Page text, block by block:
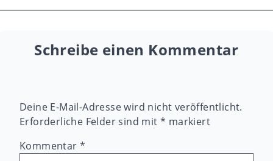
Schreibe einen Kommentar
Deine E-Mail-Adresse wird nicht veröffentlicht.
Erforderliche Felder sind mit * markiert
Kommentar*